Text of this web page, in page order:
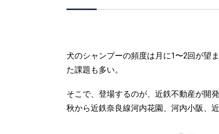
犬のシャンプーの頻度は月に1〜2回が望
た課題も多い。
そこで、登場するのが、近鉄不動産が開
秋から近鉄奈良線河内花園、河内小阪、